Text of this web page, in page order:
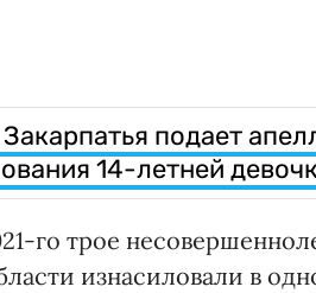
подает
14-летней
го трое
изнасиловали в